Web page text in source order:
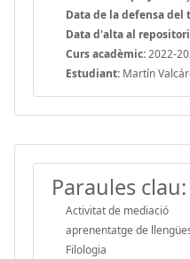
Data de la defensa del
Data d'alta al
Curs acadèmic:2022-
Estudiant: Martín
Paraules clau:
Activitat de mediació
aprenentatge de
Filologia